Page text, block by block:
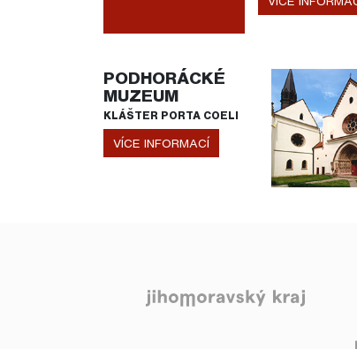
PODHORÁCKÉ
MUZEUM
KLÁŠTER PORTA COELI
VÍCE INFORMACÍ